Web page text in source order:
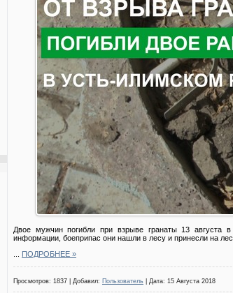
Двое мужчин погибли при взрыве гранаты 13 августа
информации, боеприпас они нашли в лесу и принесли на
ПОДРОБНЕЕ »
Просмотров: 1837 | Добавил: Пользователь | Дата: 15 Августа 2018